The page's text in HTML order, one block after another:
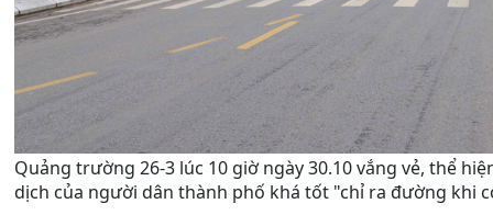
Quảng trường 26-3 lúc 10 giờ ngày 30.10 vắng vẻ, thể
dịch của người dân thành phố khá tốt "chỉ ra đường khi